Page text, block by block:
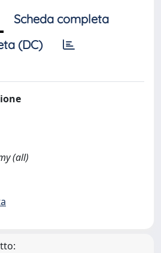
Scheda completa
(DC)
(all)